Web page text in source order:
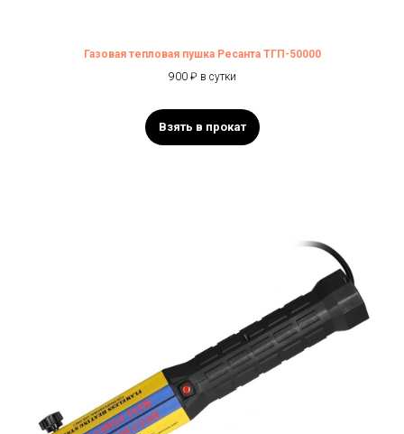
Газовая тепловая пушка Ресанта ТГП-50000
900 ₽ в сутки
Взять в прокат